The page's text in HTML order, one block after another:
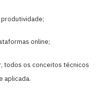
online;
todos os conceitos técnicos
aplicada.